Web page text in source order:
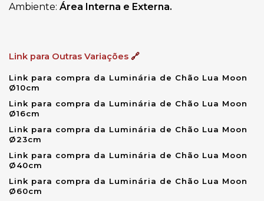
Ambiente: Área Interna e Externa.
Link para Outras Variações 🔗
Link para compra da Luminária de Chão Lua Moon
Ø10cm
Link para compra da Luminária de Chão Lua Moon
Ø16cm
Link para compra da Luminária de Chão Lua Moon
Ø23cm
Link para compra da Luminária de Chão Lua Moon
Ø40cm
Link para compra da Luminária de Chão Lua Moon
Ø60cm